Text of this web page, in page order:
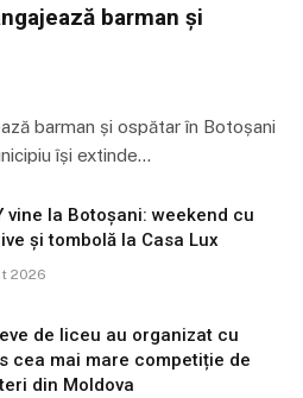
barman și
barman și ospătar în Botoșani
își extinde…
vine la Botoșani: weekend cu
și tombolă la Casa Lux
2026
de liceu au organizat cu
cea mai mare competiție de
din Moldova